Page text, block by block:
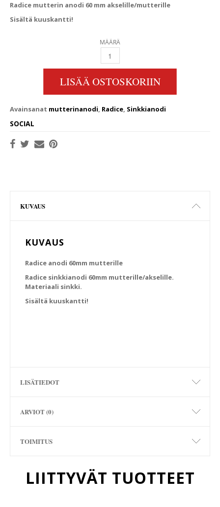
Radice mutterin anodi 60 mm akselille/mutterille
Sisältä kuuskantti!
MÄÄRÄ
RADICE ANODI 60MM MUTTERILLE QUANTITY
LISÄÄ OSTOSKORIIN
Avainsanat mutterinanodi, Radice, Sinkkianodi
SOCIAL
KUVAUS
KUVAUS
Radice anodi 60mm mutterille
Radice sinkkianodi 60mm mutterille/akselille.
Materiaali sinkki.
Sisältä kuuskantti!
LISÄTIEDOT
ARVIOT (0)
TOIMITUS
LIITTYVÄT TUOTTEET